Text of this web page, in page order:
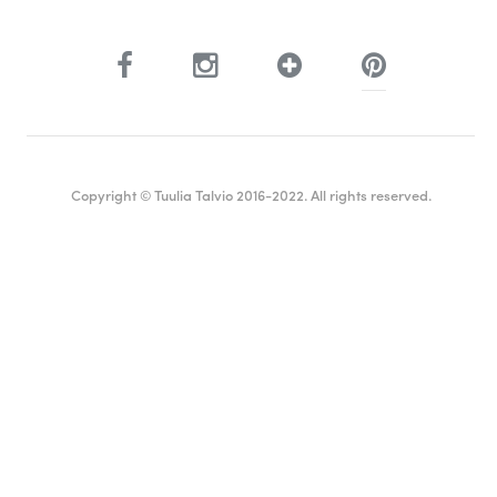
Copyright © Tuulia Talvio 2016-2022. All rights reserved.